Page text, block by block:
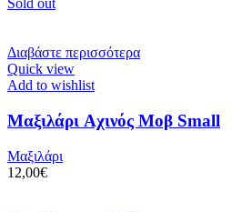
Sold out
Διαβάστε περισσότερα
Quick view
Add to wishlist
Μαξιλάρι Aχινός Μοβ Small
Μαξιλάρι
12,00€